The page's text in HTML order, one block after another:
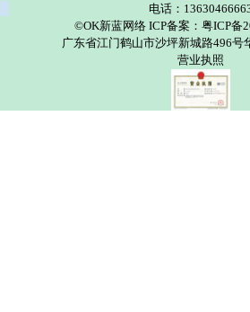
电话：
©OK新蓝网络 ICP备案：粤ICP备
广东省江门鹤山市沙坪新城路496号
营业执照